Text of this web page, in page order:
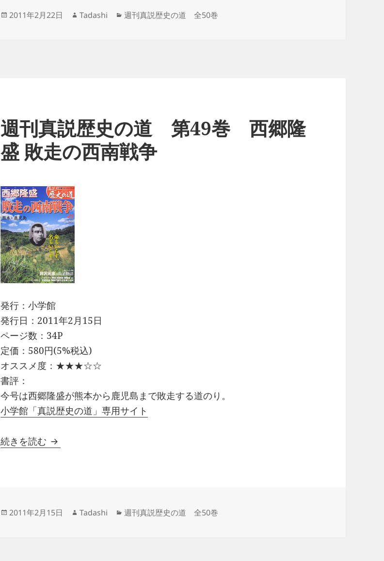
投
2011年2月22日
作
Tadashi
カ
週刊真説歴史の道 全50巻
週刊真説歴史の道 第49巻 西郷隆
盛 敗走の西南戦争
発行：小学館
発行日：2011年2月15日
ページ数：34P
定価：580円(5%税込)
オススメ度：★★★☆☆
書評：
今号は西郷隆盛が熊本から鹿児島まで敗走する道のり。
小学館「真説歴史の道」専用サイト
続きを読む 週刊真説歴史の道 第49巻 西郷隆盛 敗走の西南戦争
投
2011年2月15日
作
Tadashi
カ
週刊真説歴史の道 全50巻